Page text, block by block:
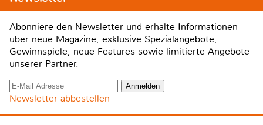
Abonniere den Newsletter und erhalte Informationen
über neue Magazine, exklusive Spezialangebote,
Gewinnspiele, neue Features sowie limitierte Angebote
unserer Partner.
Newsletter abbestellen